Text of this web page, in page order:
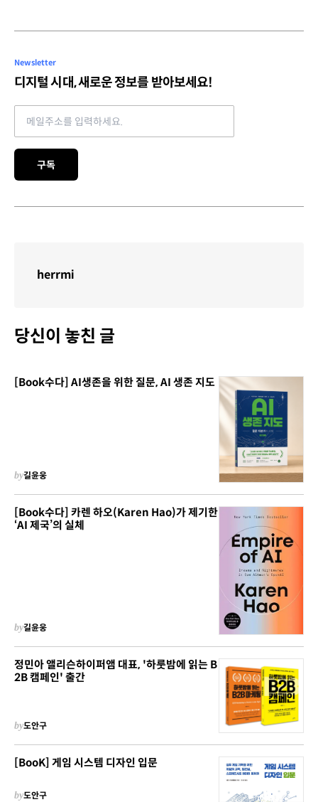
Newsletter
디지털 시대, 새로운 정보를 받아보세요!
Email address
구독
herrmi
당신이 놓친 글
[Book수다] AI생존을 위한 질문, AI 생존 지도
by길윤웅
[Book수다] 카렌 하오(Karen Hao)가 제기한
‘AI 제국’의 실체
by길윤웅
정민아 앨리슨하이퍼앰 대표, '하룻밤에 읽는 B
2B 캠페인' 출간
by도안구
[BooK] 게임 시스템 디자인 입문
by도안구